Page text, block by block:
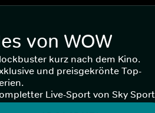
von WOW
kurz nach dem Kino.
und preisgekrönte Top-
Live-Sport von Sky Sport